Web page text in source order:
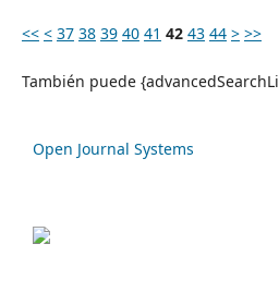
<< < 37 38 39 40 41 42 43 44 > >>
También puede
Open Journal Systems